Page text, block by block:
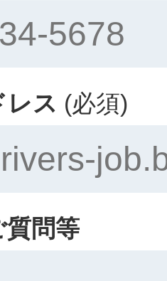
レス (必須)
質問等